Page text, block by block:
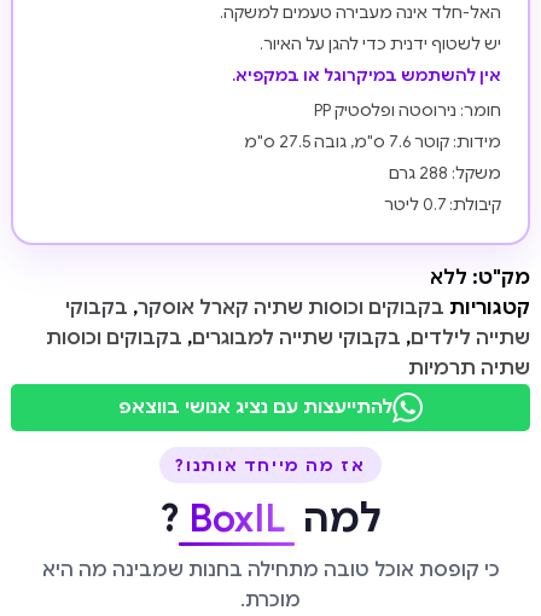
האל-חלד אינה מעבירה טעמים למשקה.
יש לשטוף ידנית כדי להגן על האיור.
אין להשתמש במיקרוגל או במקפיא.
חומר: נירוסטה ופלסטיק PP
מידות: קוטר 7.6 ס"מ, גובה 27.5 ס"מ
משקל: 288 גרם
קיבולת: 0.7 ליטר
מק"ט: ללא
קטגוריות בקבוקים וכוסות שתיה קארל אוסקר, בקבוקי
שתייה לילדים, בקבוקי שתייה למבוגרים, בקבוקים וכוסות
שתיה תרמיות
להתייעצות עם נציג אנושי בווצאפ
אז מה מייחד אותנו?
למה BoxIL
?
כי קופסת אוכל טובה מתחילה בחנות שמבינה מה היא
מוכרת.